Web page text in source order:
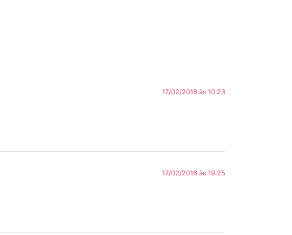
17/02/2016 às 10:23
17/02/2016 às 19:25